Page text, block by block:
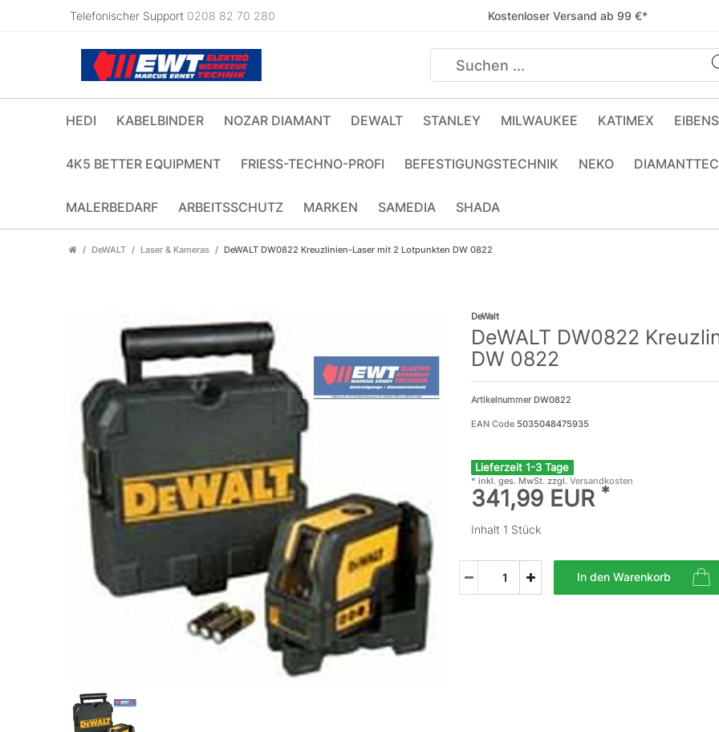
Telefonischer Support 0208 82 70 280 Kostenloser Versand ab 99 €*
HEDI KABELBINDER NOZAR DIAMANT DEWALT STANLEY MILWAUKEE KATIMEX
4K5 BETTER EQUIPMENT FRIESS-TECHNO-PROFI BEFESTIGUNGSTECHNIK NEKO
MALERBEDARF ARBEITSSCHUTZ MARKEN SAMEDIA SHADA
DeWALT Laser & Kameras DeWALT DW0822 Kreuzlinien-Laser mit 2 Lotpunkten DW 0822
DeWalt
DeWALT DW0822
DW 0822
Artikelnummer DW0822
EAN Code 5035048475935
Lieferzeit 1-3 Tage
* inkl. ges. MwSt. zzgl. Versandkosten
341,99 EUR *
Inhalt 1 Stück
In den Warenkorb